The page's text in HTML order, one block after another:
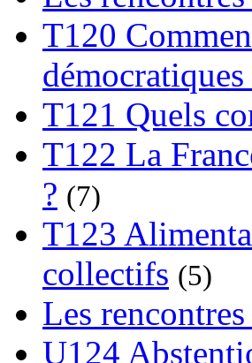
T120
démocratiques
T121 Quels
T122 La
? (7)
T123
collectifs (5)
Les
U124